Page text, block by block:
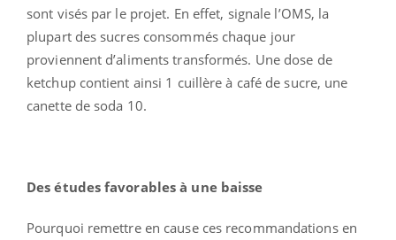
sont visés par le projet. En effet, signale l’OMS, la
plupart des sucres consommés chaque jour
proviennent d’aliments transformés. Une dose de
ketchup contient ainsi 1 cuillère à café de sucre, une
canette de soda 10.
Des études favorables à une baisse
Pourquoi remettre en cause ces recommandations en